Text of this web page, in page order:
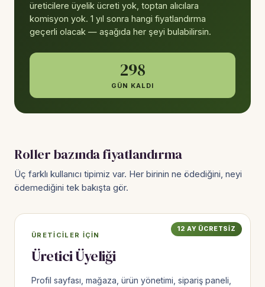
üreticilere üyelik ücreti yok, toptan alıcılara
komisyon yok. 1 yıl sonra hangi fiyatlandırma
geçerli olacak — aşağıda her şeyi bulabilirsin.
298
GÜN KALDI
Roller bazında fiyatlandırma
Üç farklı kullanıcı tipimiz var. Her birinin ne ödediğini, neyi
ödemediğini tek bakışta gör.
12 AY ÜCRETSIZ
ÜRETICILER IÇIN
Üretici Üyeliği
Profil sayfası, mağaza, ürün yönetimi, sipariş paneli,